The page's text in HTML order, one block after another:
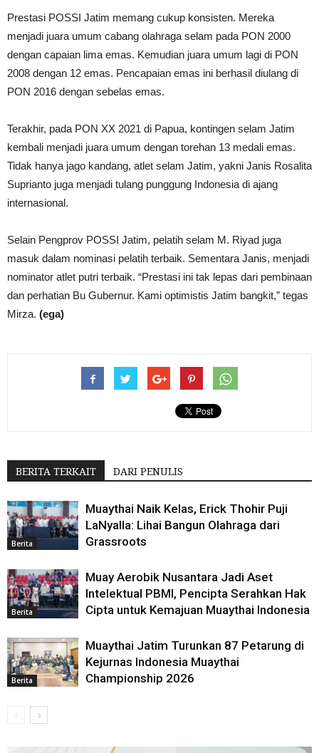
Prestasi POSSI Jatim memang cukup konsisten. Mereka
menjadi juara umum cabang olahraga selam pada PON 2000
dengan capaian lima emas. Kemudian juara umum lagi di PON
2008 dengan 12 emas. Pencapaian emas ini berhasil diulang di
PON 2016 dengan sebelas emas.
Terakhir, pada PON XX 2021 di Papua, kontingen selam Jatim
kembali menjadi juara umum dengan torehan 13 medali emas.
Tidak hanya jago kandang, atlet selam Jatim, yakni Janis Rosalita
Suprianto juga menjadi tulang punggung Indonesia di ajang
internasional.
Selain Pengprov POSSI Jatim, pelatih selam M. Riyad juga
masuk dalam nominasi pelatih terbaik. Sementara Janis, menjadi
nominator atlet putri terbaik. “Prestasi ini tak lepas dari pembinaan
dan perhatian Bu Gubernur. Kami optimistis Jatim bangkit,” tegas
Mirza. (ega)
BERITA TERKAIT DARI PENULIS
Berita
Muaythai Naik Kelas, Erick Thohir Puji
LaNyalla: Lihai Bangun Olahraga dari
Grassroots
Berita
Muay Aerobik Nusantara Jadi Aset
Intelektual PBMI, Pencipta Serahkan Hak
Cipta untuk Kemajuan Muaythai Indonesia
Berita
Muaythai Jatim Turunkan 87 Petarung di
Kejurnas Indonesia Muaythai
Championship 2026